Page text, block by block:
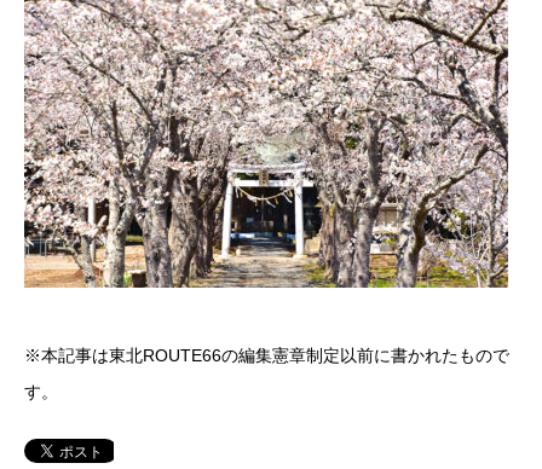
※本記事は東北ROUTE66の編集憲章制定以前に書かれたもので
す。